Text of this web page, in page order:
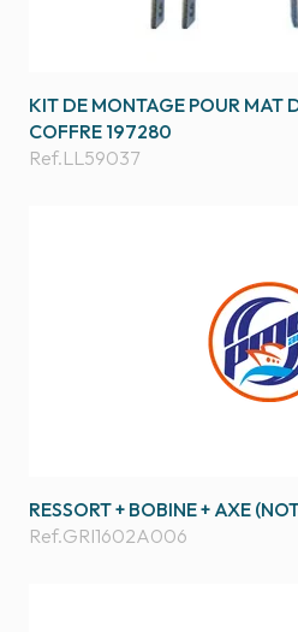
KIT DE MONTAGE POUR MAT
COFFRE 197280
Ref.LL59037
RESSORT + BOBINE + AXE
Ref.GRI1602A006